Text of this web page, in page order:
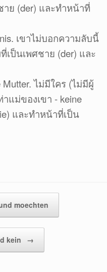
ย (der) และทำหน้าที่
เขาไม่บอกความลับนี้
เป็นเพศชาย (der) และ
Mutter. ไม่มีใคร (ไม่มีผู้
แม่ของเขา - keine
และทำหน้าที่เป็น
moechten
kein →